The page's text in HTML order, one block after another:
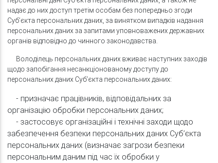
надає до них доступ третім особам без попередньо згоди
Суб’єкта персональних даних, за винятком випадків надання
персональних даних за запитами уповноважених державних
органів відповідно до чинного законодавства.
Володілець персональних даних вживає наступних заходів
щодо запобігання несанкціонованому доступу до
персональних даних Суб’єкта персональних даних:
- призначає працівників, відповідальних за
організацію обробки персональних даних;
- застосовує організаційні і технічні заходи щодо
забезпечення безпеки персональних даних Суб’єкта
персональних даних (визначає загрози безпеки
персональним даним під час їх обробки у